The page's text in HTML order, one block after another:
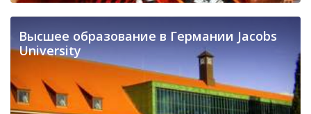
Высшее образование в Германии Jacobs
University